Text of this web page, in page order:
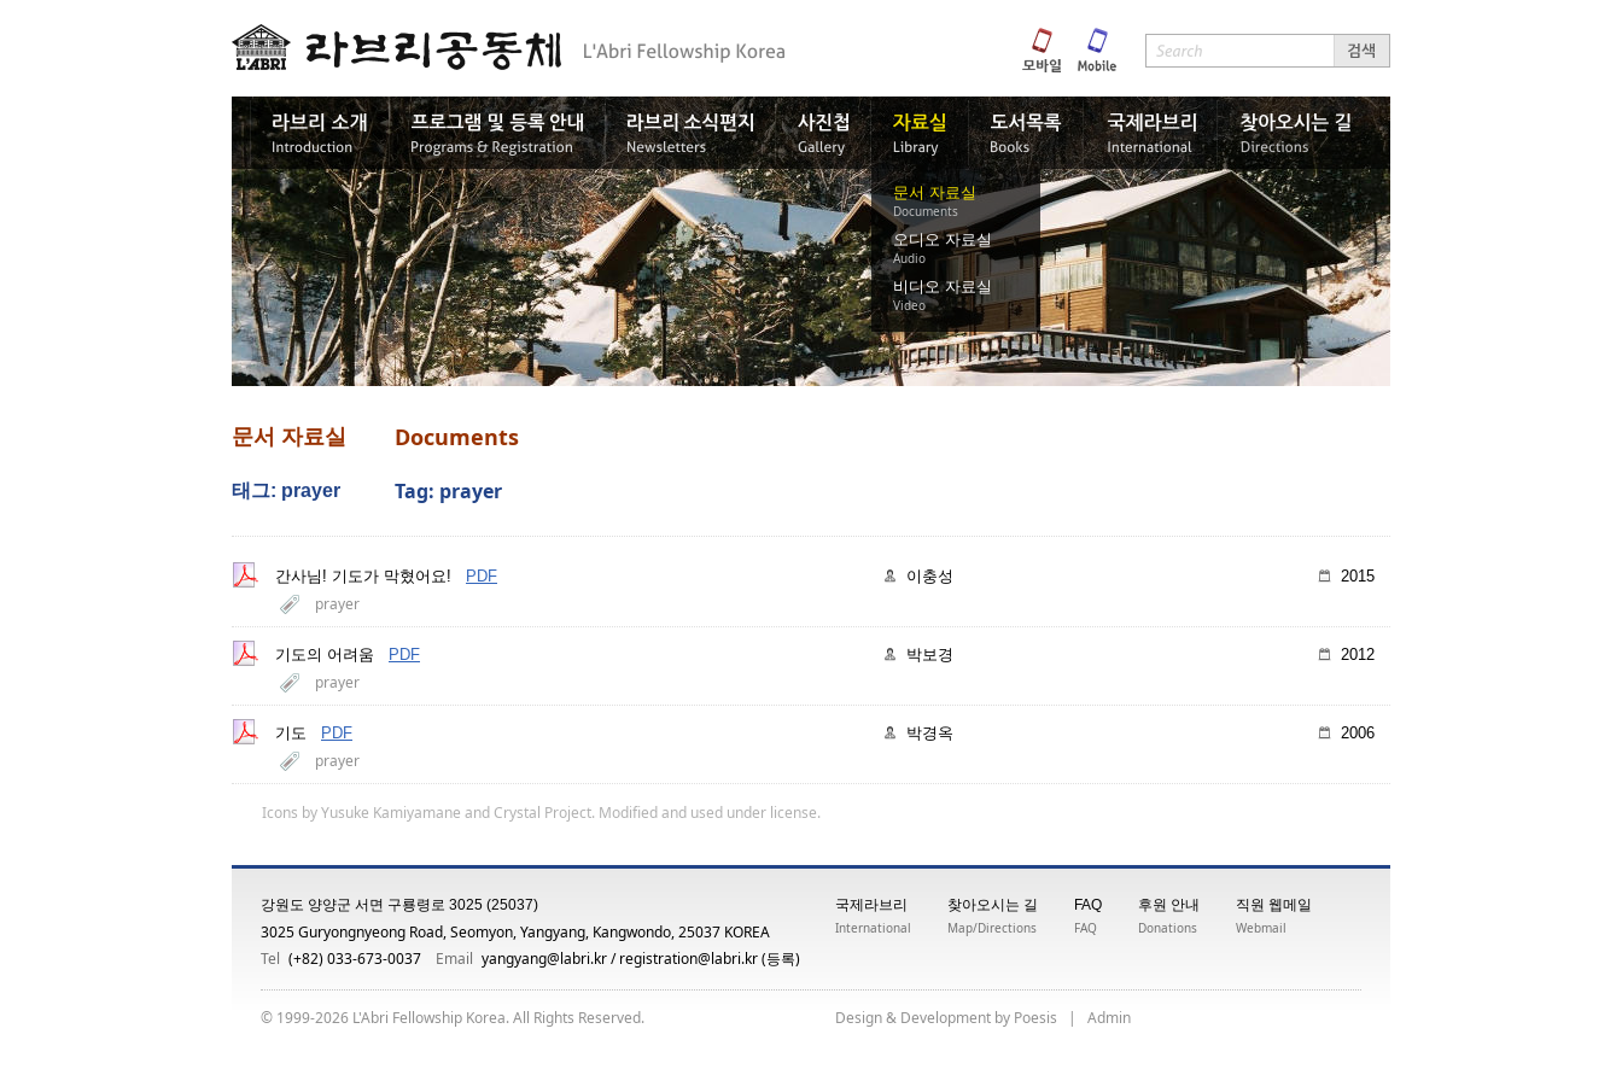
문서 자료실
Documents
오디오 자료실
Audio
비디오 자료실
Video
문서 자료실
태그: prayer
Documents
Tag: prayer
간사님! 기도가 막혔어요! PDF 이충성 2015
prayer
기도의 어려움 PDF 박보경 2012
prayer
기도 PDF 박경옥 2006
prayer
Icons byYusuke Kamiyamane and Crystal Project. Modified and used under license.
강원도 양양군 서면 구룡령로 3025 (25037)
3025 Guryongnyeong Road, Seomyon, Yangyang, Kangwondo, 25037 KOREA
Tel (+82) 033-673-0037 Email yangyang@labri.kr/registration@labri.kr(등록)
국제라브리
International
찾아오시는 길
Map/Directions
FAQ
FAQ
후원 안내
Donations
직원 웹메일
Webmail
© 1999-2026 L'Abri Fellowship Korea. All Rights Reserved. nimdA
|
siseoP
yb tnempoleveD & ngiseD